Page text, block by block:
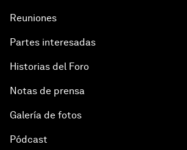
Reuniones
Partes interesadas
Historias del Foro
Notas de prensa
Galería de fotos
Pódcast